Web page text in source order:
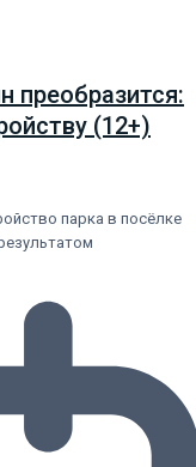
преобразится:
(12+)
парка в посёлке